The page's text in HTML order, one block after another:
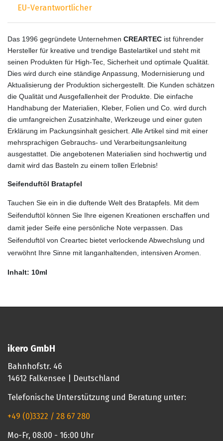
EU-Verantwortlicher
Das 1996 gegründete Unternehmen CREARTEC ist führender
Hersteller für kreative und trendige Bastelartikel und steht mit
seinen Produkten für High-Tec, Sicherheit und optimale Qualität.
Dies wird durch eine ständige Anpassung, Modernisierung und
Aktualisierung der Produktion sichergestellt. Die Kunden schätzen
die Qualität und Ausgefallenheit der Produkte. Die einfache
Handhabung der Materialien, Kleber, Folien und Co. wird durch
die umfangreichen Zusatzinhalte, Werkzeuge und einer guten
Erklärung im Packungsinhalt gesichert. Alle Artikel sind mit einer
mehrsprachigen Gebrauchs- und Verarbeitungsanleitung
ausgestattet. Die angebotenen Materialien sind hochwertig und
damit wird das Basteln zu einem tollen Erlebnis!
Seifenduftöl Bratapfel
Tauchen Sie ein in die duftende Welt des Bratapfels. Mit dem
Seifenduftöl können Sie Ihre eigenen Kreationen erschaffen und
damit jeder Seife eine persönliche Note verpassen. Das
Seifenduftöl von Creartec bietet verlockende Abwechslung und
verwöhnt Ihre Sinne mit langanhaltenden, intensiven Aromen.
Inhalt: 10ml
ikero GmbH
Bahnhofstr. 46
14612 Falkensee | Deutschland
Telefonische Unterstützung und Beratung unter:
+49 (0)3322 / 28 67 280
Mo-Fr, 08:00 - 16:00 Uhr